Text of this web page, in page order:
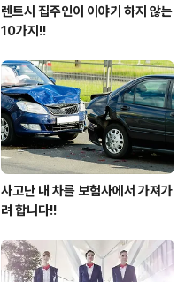
렌트시 집주인이 이야기 하지 않는
10가지!!
사고난 내 차를 보험사에서 가져가
려 합니다!!